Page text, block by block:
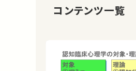
コンテンツ一覧